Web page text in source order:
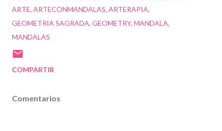
ARTE ARTECONMANDALAS ARTERAPIA
GEOMETRIA SAGRADA GEOMETRY MANDALA
MANDALAS
COMPARTIR
Comentarios